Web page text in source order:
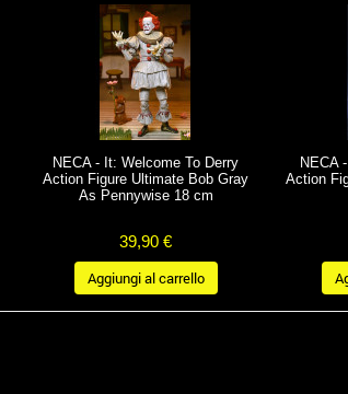
NECA - It: Welcome To Derry
Action Figure Ultimate Bob Gray
As Pennywise 18 cm
39,90 €
Aggiungi al carrello
NECA
Action